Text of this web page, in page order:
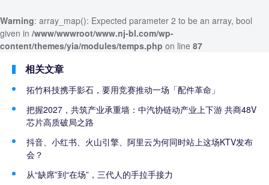
Warning: array_map(): Expected parameter 2 to be an array, bool
given in /www/wwwroot/www.nj-bl.com/wp-
content/themes/yia/modules/temps.php on line 87
相关文章
拓竹科技携手影石，要用竞赛推动一场「配件革命」
把握2027，共筑产业承重墙：中汽协链动产业上下游 共商48V
芯片高质破局之路
抖音、小红书、火山引擎、阿里云为何同时站上这场KTV发布
会？
从“缺席”到“在场”，三代人的手拉手接力